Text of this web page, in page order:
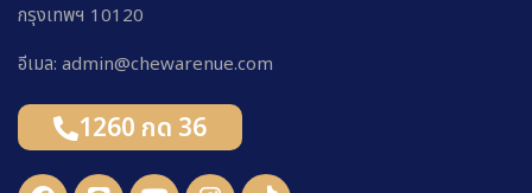
กรุงเทพฯ 10120
อีเมล: admin@chewarenue.com
1260 กด 36